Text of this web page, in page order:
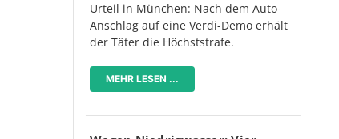
Urteil in München: Nach dem Auto-
Anschlag auf eine Verdi-Demo erhält
der Täter die Höchststrafe.
MEHR LESEN ...